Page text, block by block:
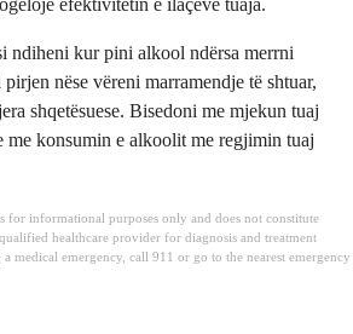
efektivitetin e ilaçeve tuaja.
ndiheni kur pini alkool ndërsa merrni
nëse vëreni marramendje të shtuar,
shqetësuese. Bisedoni me mjekun tuaj
me konsumin e alkoolit me regjimin tuaj
for informational purposes only and does not constitute
healthcare provider for diagnosis and treatment
medical emergency, call 911 or go to the nearest emergency